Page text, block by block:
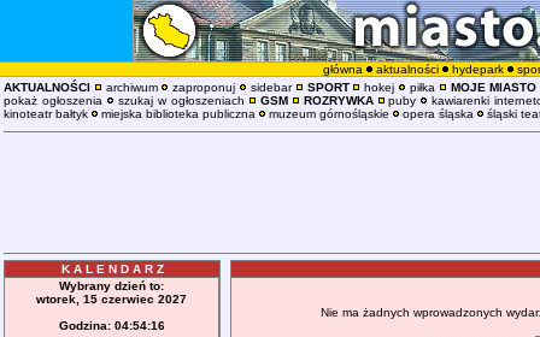
główna aktualności hydepark
AKTUALNOŚCI
archiwum zaproponuj sidebar SPORT hokej piłka
MOJE MIASTO
pokaż ogłoszenia
szukaj w ogłoszeniach GSM ROZRYWKA puby
kawiarenki
kinoteatr bałtyk
miejska biblioteka publiczna muzeum górnośląskie opera śląska śląski
K A L E N D A R Z
Wybrany dzień to:
wtorek, 15 czerwiec 2027
Godzina: 04:54:16
Nie ma żadnych wprowadzonych